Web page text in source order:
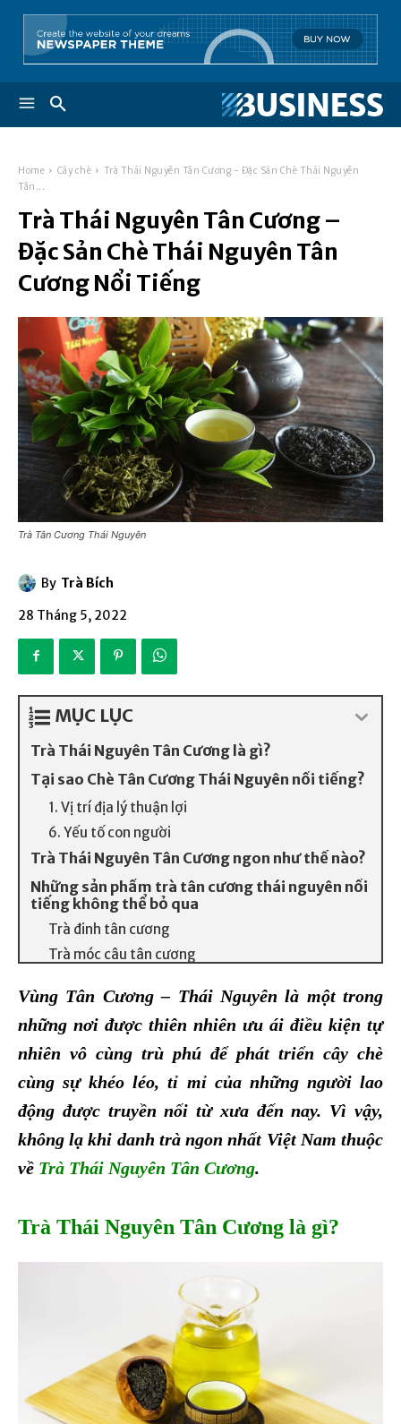
Home Cây chè
Trà Thái Nguyên Tân Cương - Đặc Sản Chè Thái Nguyên
Tân...
Trà Thái Nguyên Tân Cương –
Đặc Sản Chè Thái Nguyên Tân
Cương Nổi Tiếng
Trà Tân Cương Thái Nguyên
By Trà Bích
28 Tháng 5, 2022
MỤC LỤC
Trà Thái Nguyên Tân Cương là gì?
Tại sao Chè Tân Cương Thái Nguyên nổi tiếng?
1. Vị trí địa lý thuận lợi
6. Yếu tố con người
Trà Thái Nguyên Tân Cương ngon như thế nào?
Những sản phẩm trà tân cương thái nguyên nổi
tiếng không thể bỏ qua
Trà đinh tân cương
Trà móc câu tân cương
Trà nõn tôm tân cương
Chè thái nguyên tân cương làm quà tặng ý
nghĩa
Kết luận
Vùng Tân Cương – Thái Nguyên là một trong
những nơi được thiên nhiên ưu ái điều kiện tự
nhiên vô cùng trù phú để phát triển cây chè
cùng sự khéo léo, tỉ mỉ của những người lao
động được truyền nối từ xưa đến nay. Vì vậy,
không lạ khi danh trà ngon nhất Việt Nam thuộc
về Trà Thái Nguyên Tân Cương.
Trà Thái Nguyên Tân Cương là gì?